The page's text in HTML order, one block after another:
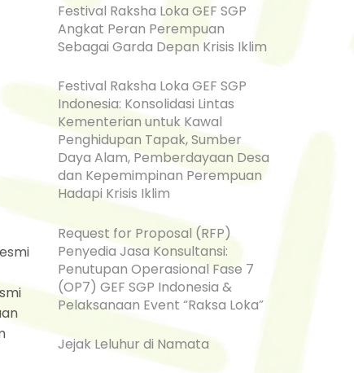
Festival Raksha Loka GEF SGP
Angkat Peran Perempuan
Sebagai Garda Depan Krisis Iklim
Festival Raksha Loka GEF SGP
Indonesia: Konsolidasi Lintas
Kementerian untuk Kawal
Penghidupan Tapak, Sumber
Daya Alam, Pemberdayaan Desa
dan Kepemimpinan Perempuan
Hadapi Krisis Iklim
Request for Proposal (RFP)
Penyedia Jasa Konsultansi:
Penutupan Operasional Fase 7
(OP7) GEF SGP Indonesia &
Pelaksanaan Event “Raksa Loka”
Jejak Leluhur di Namata